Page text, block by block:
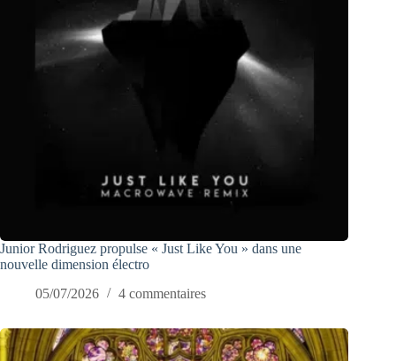
Junior Rodriguez propulse « Just Like You » dans une
nouvelle dimension électro
05/07/2026
4 commentaires